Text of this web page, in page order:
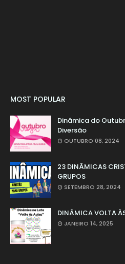
MOST POPULAR
Dinâmica do
Diversão
OUTUBRO 08, 2024
23 DINÂMICAS
GRUPOS
SETEMBRO 28, 2024
DINÂMICA VOLTA
JANEIRO 14, 2025